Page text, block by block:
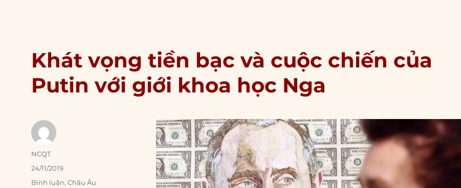
Khát vọng tiền bạc và cuộc chiến của
Putin với giới khoa học Nga
Author
NCQT
Posted
on
24/11/2019
Categories
Bình luận,Châu Âu